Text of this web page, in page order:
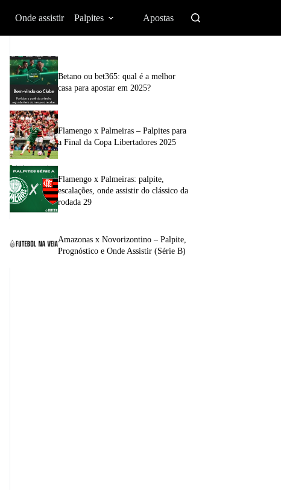
Onde assistir Palpites Apostas
Betano ou bet365: qual é a melhor
casa para apostar em 2025?
Flamengo x Palmeiras – Palpites para
a Final da Copa Libertadores 2025
Flamengo x Palmeiras: palpite,
escalações, onde assistir do clássico da
rodada 29
Amazonas x Novorizontino – Palpite,
Prognóstico e Onde Assistir (Série B)